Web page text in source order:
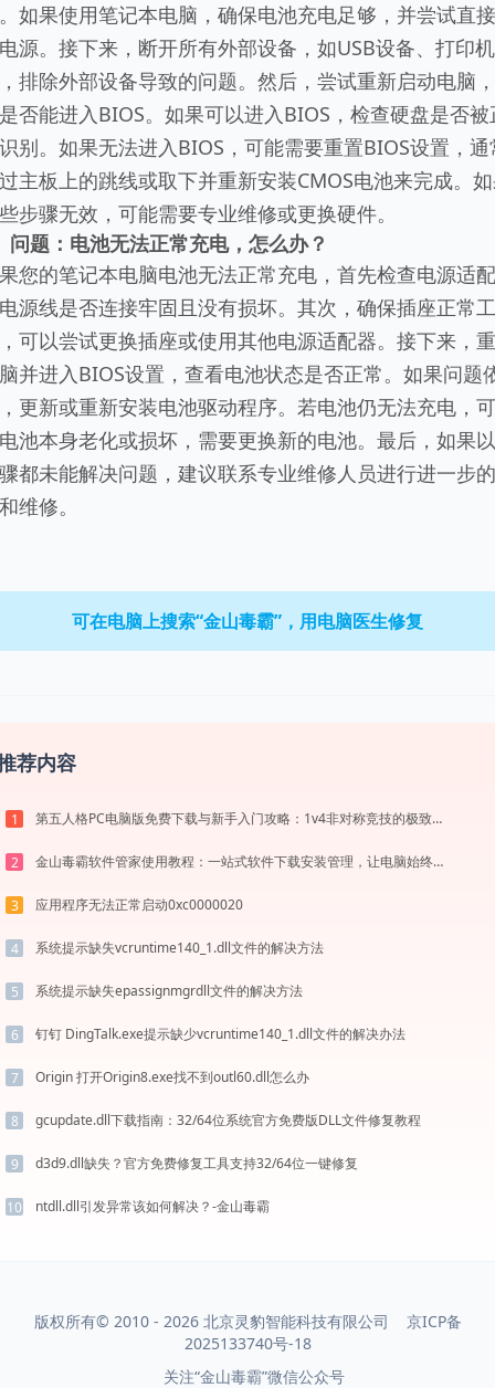
如果使用笔记本电脑，确保电池充电足够，并尝试直
源。接下来，断开所有外部设备，如USB设备、打印机
排除外部设备导致的问题。然后，尝试重新启动电脑
否能进入BIOS。如果可以进入BIOS，检查硬盘是否被
别。如果无法进入BIOS，可能需要重置BIOS设置，通
主板上的跳线或取下并重新安装CMOS电池来完成。
步骤无效，可能需要专业维修或更换硬件。
问题：电池无法正常充电，怎么办？
您的笔记本电脑电池无法正常充电，首先检查电源适
源线是否连接牢固且没有损坏。其次，确保插座正常工
可以尝试更换插座或使用其他电源适配器。接下来，
并进入BIOS设置，查看电池状态是否正常。如果问题
更新或重新安装电池驱动程序。若电池仍无法充电，
池本身老化或损坏，需要更换新的电池。最后，如果
都未能解决问题，建议联系专业维修人员进行进一步
维修。
可在电脑上搜索“金山毒霸”，用电脑医生修复
荐内容
1 第五人格PC电脑版免费下载与新手入门攻略：1v4非对称竞技的极致体验
2 金山毒霸软件管家使用教程：一站式软件下载安装管理，让电脑始终保持最佳状态
3 应用程序无法正常启动0xc0000020
4 系统提示缺失vcruntime140_1.dll文件的解决方法
5 系统提示缺失epassignmgrdll文件的解决方法
6 钉钉 DingTalk.exe提示缺少vcruntime140_1.dll文件的解决办法
7 Origin 打开Origin8.exe找不到outl60.dll怎么办
8 gcupdate.dll下载指南：32/64位系统官方免费版DLL文件修复教程
9 d3d9.dll缺失？官方免费修复工具支持32/64位一键修复
10 ntdll.dll引发异常该如何解决？-金山毒霸
版权所有© 2010 - 2026 北京灵豹智能科技有限公司
京ICP备
2025133740号-18
关注“金山毒霸”微信公众号